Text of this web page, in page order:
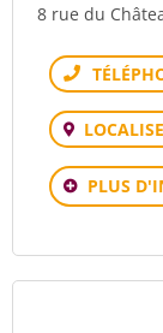
8 rue du
Téléphone
PLUS